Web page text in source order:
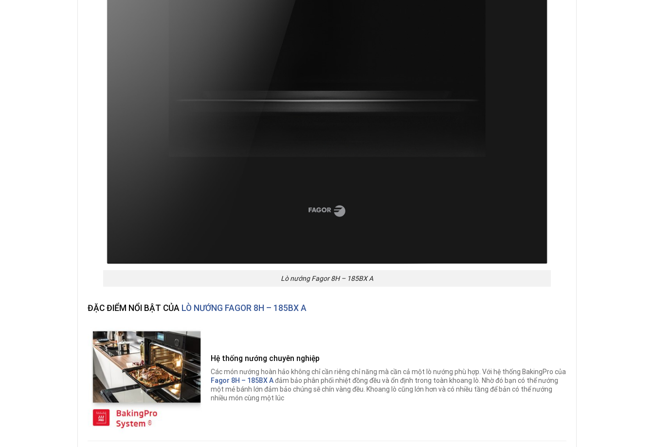
Lò nướng Fagor 8H – 185BX A
ĐẶC ĐIỂM NỔI BẬT CỦA LÒ NƯỚNG FAGOR 8H – 185BX A
Hệ thống nướng chuyên nghiệp
Các món nướng hoàn hảo không chỉ cần riêng chỉ năng mà cần cả một lò nướng phù hợp Với hệ thống BakingPro của
Fagor 8H – 185BX Ađảm bảo phân phối nhiệt đồng đều và ổn định trong toàn khoang lò. Nhờ đó bạn có thể nướng
một mẻ bánh lớn đảm bảo chúng sẽ chín vàng đều. Khoang lò cũng lớn hơn và có nhiều tầng để bản có thể nướng
nhiều món cùng một lúc